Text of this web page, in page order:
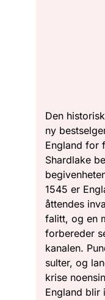
Den
ny
England for
Shardlake
1545 er
åttendes
falitt, og en
forbereder
kanalen.
sulter, og
krise
England blir